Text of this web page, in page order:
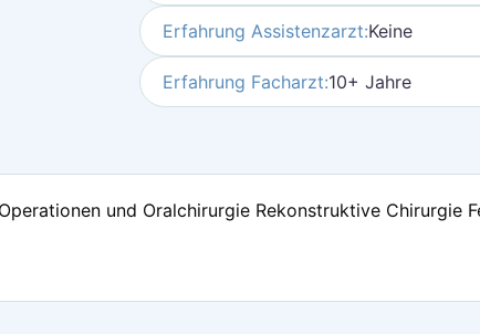
Erfahrung Assistenzarzt:Keine
Erfahrung Facharzt:10+ Jahre
und Oralchirurgie Rekonstruktive Chirurgie